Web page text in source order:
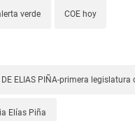
verde COE hoy
ELIAS PIÑA-primera legislatura
Elías Piña